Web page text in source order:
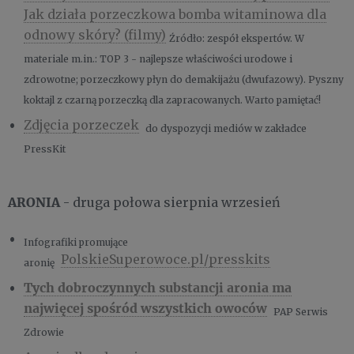
Jak działa porzeczkowa bomba witaminowa dla
odnowy skóry? (filmy) Źródło: zespół ekspertów. W
materiale m.in.: TOP 3 - najlepsze właściwości urodowe i
zdrowotne; porzeczkowy płyn do demakijażu (dwufazowy). Pyszny
koktajl z czarną porzeczką dla zapracowanych. Warto pamiętać!
Zdjęcia porzeczek do dyspozycji mediów w zakładce
PressKit
ARONIA- druga połowa sierpnia wrzesień
Infografiki promujące
aronię PolskieSuperowoce.pl/presskits
Tych dobroczynnych substancji aronia ma
najwięcej spośród wszystkich owoców PAP Serwis
Zdrowie